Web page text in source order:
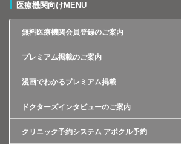
医療機関向けMENU
無料医療機関会員登録のご案内
プレミアム掲載のご案内
漫画でわかるプレミアム掲載
ドクターズインタビューのご案内
クリニック予約システム アポクル予約